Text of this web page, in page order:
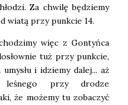
Za chwilę będziemy
wiatą przy punkcie 14.
więc z Gontyńca
tuż przy punkcie,
i idziemy dalej... aż
przy drodze
że możemy tu zobaczyć